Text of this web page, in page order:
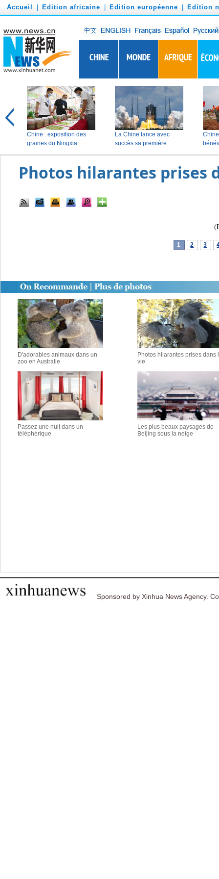
Accueil Edition africaine Edition européenne Edition
Photos hilarantes prises
1 2 3
D'adorables animaux dans un
zoo en Australie
Photos hilarantes prises dans
vie
Passez une nuit dans un
téléphérique
Les plus beaux paysages de
Beijing sous la neige
Sponsored by Xinhua News Agency.